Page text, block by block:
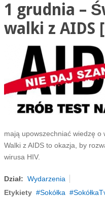
1 grudnia –
walki z AIDS
mają upowszechniać wiedzę o
Walki z AIDS to okazja, by
wirusa HIV.
Dział: Wydarzenia
Etykiety
Sokółka